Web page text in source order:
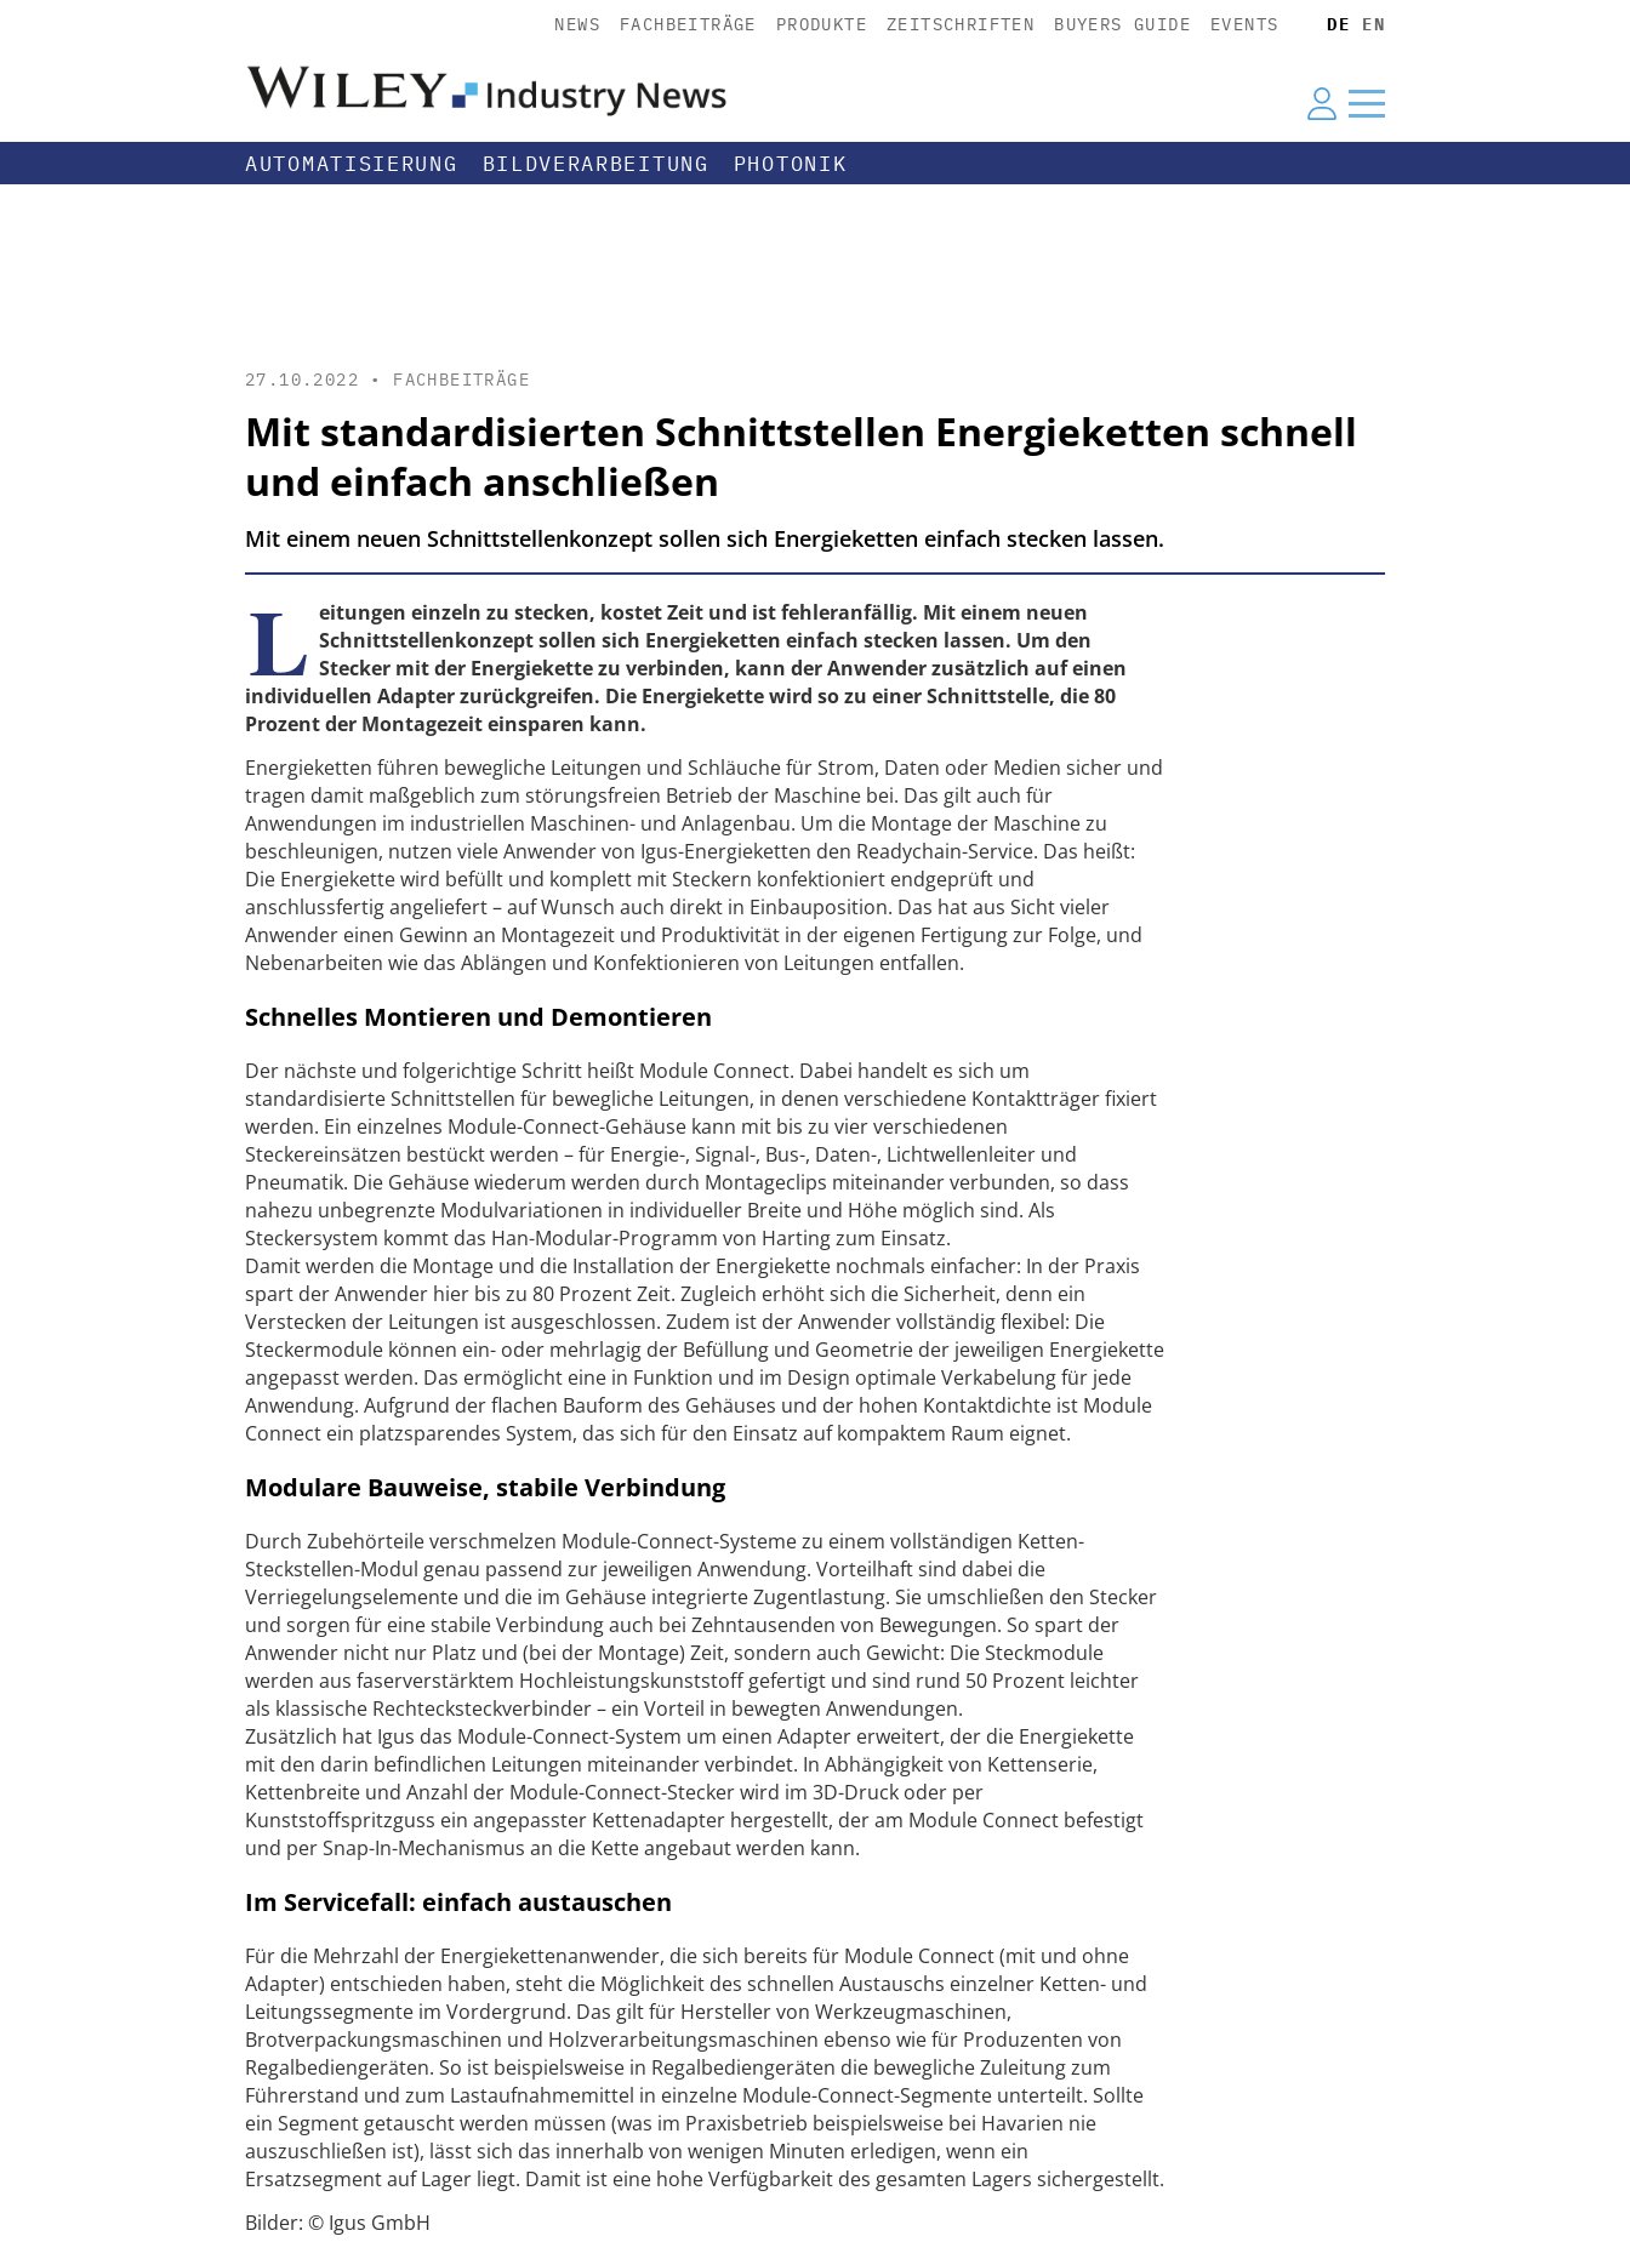
NEWS FACHBEITRÄGE PRODUKTE ZEITSCHRIFTEN BUYERS GUIDE EVENTS DE EN
AUTOMATISIERUNG BILDVERARBEITUNG PHOTONIK
27.10.2022 • FACHBEITRÄGE
Mit standardisierten Schnittstellen Energieketten schnell
und einfach anschließen
Mit einem neuen Schnittstellenkonzept sollen sich Energieketten einfach stecken lassen.
L eitungen einzeln zu stecken, kostet Zeit und ist fehleranfällig. Mit einem neuen
Schnittstellenkonzept sollen sich Energieketten einfach stecken lassen. Um den
Stecker mit der Energiekette zu verbinden, kann der Anwender zusätzlich auf einen
individuellen­ Adapter zurückgreifen. Die Energiekette wird so zu einer Schnittstelle, die 80
Prozent der Montagezeit einsparen kann.
Energieketten führen bewegliche Leitungen und Schläuche für Strom, Daten oder Medien sicher und
tragen damit maßgeblich zum störungsfreien Betrieb der Maschine bei. Das gilt auch für
Anwendungen im industriellen Maschinen- und Anlagenbau. Um die Montage der Maschine zu
beschleunigen, nutzen viele Anwender von Igus-Energieketten den Readychain-Service. Das heißt:
Die Energiekette wird befüllt und komplett mit Steckern konfektioniert endgeprüft und
anschlussfertig angeliefert – auf Wunsch auch direkt in Einbauposition. Das hat aus Sicht vieler
Anwender einen Gewinn an Montagezeit und Produktivität in der eigenen Fertigung zur Folge, und
Nebenarbeiten wie das Ablängen und Konfektionieren von Leitungen entfallen.
Schnelles Montieren und Demontieren
Der nächste und folgerichtige Schritt heißt Module Connect. Dabei handelt es sich um
standardisierte Schnittstellen für bewegliche Leitungen, in denen verschiedene Kontaktträger fixiert
werden. Ein einzelnes Module-Connect-Gehäuse kann mit bis zu vier verschiedenen
Steckereinsätzen bestückt werden – für Energie-, Signal-, Bus-, Daten-, Lichtwellenleiter und
Pneumatik. Die Gehäuse wiederum werden durch Montageclips miteinander verbunden, so dass
nahezu unbegrenzte Modulvariationen in individueller Breite und Höhe möglich sind. Als
Steckersystem kommt das Han-Modular-Programm von Harting zum Einsatz.
Damit werden die Montage und die Installation der Energiekette nochmals einfacher: In der Praxis
spart der Anwender hier bis zu 80 Prozent Zeit. Zugleich erhöht sich die Sicherheit, denn ein
Verstecken der Leitungen ist ausgeschlossen. Zudem ist der Anwender vollständig flexibel: Die
Steckermodule können ein- oder mehrlagig der Befüllung und Geometrie der jeweiligen Energiekette
angepasst werden. Das ermöglicht eine in Funktion und im Design optimale Verkabelung für jede
Anwendung. Aufgrund der flachen Bauform des Gehäuses und der hohen Kontaktdichte ist Module
Connect ein platzsparendes System, das sich für den Einsatz auf kompaktem Raum eignet.
Modulare Bauweise, stabile Verbindung
Durch Zubehörteile verschmelzen Module-Connect-Systeme zu einem vollständigen Ketten-
Steckstellen-Modul genau passend zur jeweiligen Anwendung. Vorteilhaft sind dabei die
Verriegelungselemente und die im Gehäuse integrierte Zugentlastung. Sie umschließen den Stecker
und sorgen für eine stabile Verbindung auch bei Zehntausenden von Bewegungen. So spart der
Anwender nicht nur Platz und (bei der Montage) Zeit, sondern auch Gewicht: Die Steckmodule
werden aus faserverstärktem Hochleistungskunststoff gefertigt und sind rund 50 Prozent leichter
als klassische Rechtecksteckverbinder – ein Vorteil in bewegten Anwendungen.
Zusätzlich hat Igus das Module-Connect-System um einen Adapter erweitert, der die Energiekette
mit den darin befindlichen Leitungen miteinander verbindet. In Abhängigkeit von Kettenserie,
Kettenbreite und Anzahl der Module-Connect-Stecker wird im 3D-Druck oder per
Kunststoffspritzguss ein angepasster Kettenadapter hergestellt, der am Module Connect befestigt
und per Snap-In-Mechanismus an die Kette angebaut werden kann.
Im Servicefall: einfach austauschen
Für die Mehrzahl der Energiekettenanwender, die sich bereits für Module Connect (mit und ohne
Adapter) entschieden haben, steht die Möglichkeit des schnellen Austauschs einzelner Ketten- und
Leitungssegmente im Vordergrund. Das gilt für Hersteller von Werkzeugmaschinen,
Brotverpackungsmaschinen und Holzverarbeitungsmaschinen ebenso wie für Produzenten von
Regalbediengeräten. So ist beispielsweise in Regalbediengeräten die bewegliche Zuleitung zum
Führerstand und zum Lastaufnahmemittel in einzelne Module-Connect-Segmente unterteilt. Sollte
ein Segment getauscht werden müssen (was im Praxisbetrieb beispielsweise bei Havarien nie
auszuschließen ist), lässt sich das innerhalb von wenigen Minuten erledigen, wenn ein
Ersatzsegment auf Lager liegt. Damit ist eine hohe Verfügbarkeit des gesamten Lagers sichergestellt.
Bilder: © Igus GmbH